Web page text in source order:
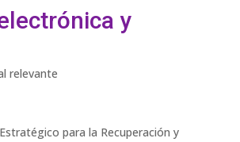
y
relevante
para la Recuperación y